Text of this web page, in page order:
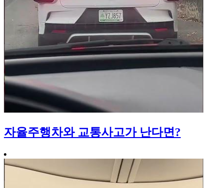
자율주행차와 교통사고가 난다면?